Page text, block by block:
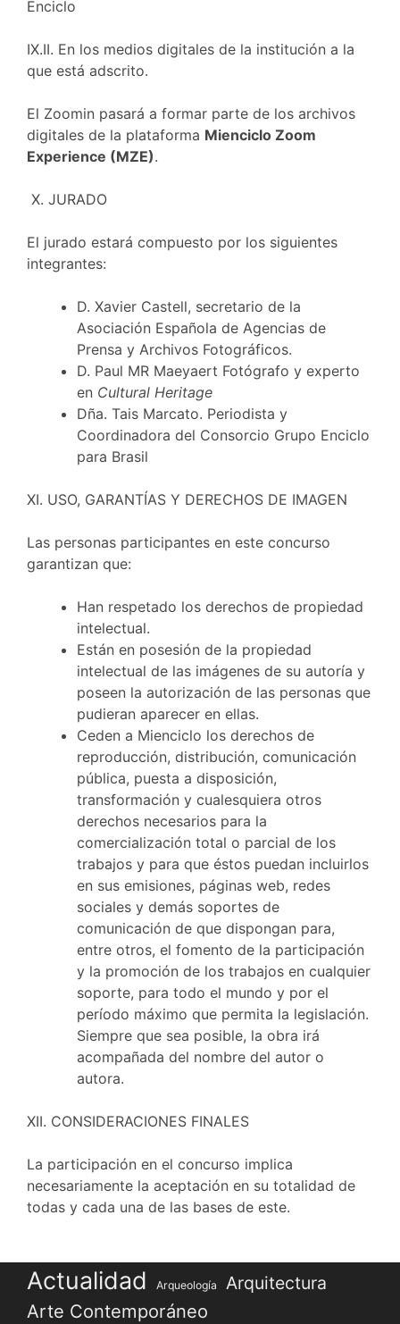
Enciclo
IX.II. En los medios digitales de la institución a la
que está adscrito.
El Zoomin pasará a formar parte de los archivos
digitales de la plataforma Mienciclo Zoom
Experience (MZE).
X. JURADO
El jurado estará compuesto por los siguientes
integrantes:
D. Xavier Castell, secretario de la
Asociación Española de Agencias de
Prensa y Archivos Fotográficos.
D. Paul MR Maeyaert Fotógrafo y experto
en Cultural Heritage
Dña. Tais Marcato. Periodista y
Coordinadora del Consorcio Grupo Enciclo
para Brasil
XI. USO, GARANTÍAS Y DERECHOS DE IMAGEN
Las personas participantes en este concurso
garantizan que:
Han respetado los derechos de propiedad
intelectual.
Están en posesión de la propiedad
intelectual de las imágenes de su autoría y
poseen la autorización de las personas que
pudieran aparecer en ellas.
Ceden a Mienciclo los derechos de
reproducción, distribución, comunicación
pública, puesta a disposición,
transformación y cualesquiera otros
derechos necesarios para la
comercialización total o parcial de los
trabajos y para que éstos puedan incluirlos
en sus emisiones, páginas web, redes
sociales y demás soportes de
comunicación de que dispongan para,
entre otros, el fomento de la participación
y la promoción de los trabajos en cualquier
soporte, para todo el mundo y por el
período máximo que permita la legislación.
Siempre que sea posible, la obra irá
acompañada del nombre del autor o
autora.
XII. CONSIDERACIONES FINALES
La participación en el concurso implica
necesariamente la aceptación en su totalidad de
todas y cada una de las bases de este.
Actualidad Arqueología Arquitectura
Arte Contemporáneo